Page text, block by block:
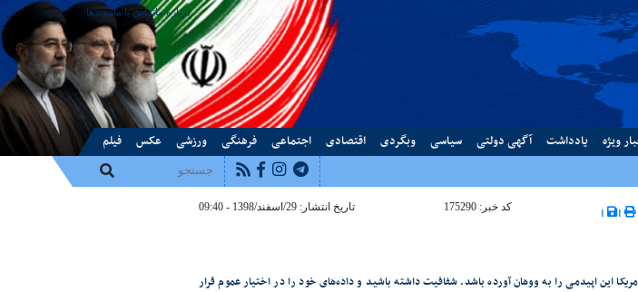
درباره ماتماس با ماپیوندها
ویژه یادداشت آگهی دولتی سیاسی وبگردی اقتصادی اجتماعی فرهنگی ورزشی عکس فیلم
|
| کد خبر: 175290 تاریخ انتشار: 29/اسفند/1398 - 09:40
این اپیدمی را به ووهان آورده باشد. شفافیت داشته باشید و داده‌های خود را در اختیار عموم قرار